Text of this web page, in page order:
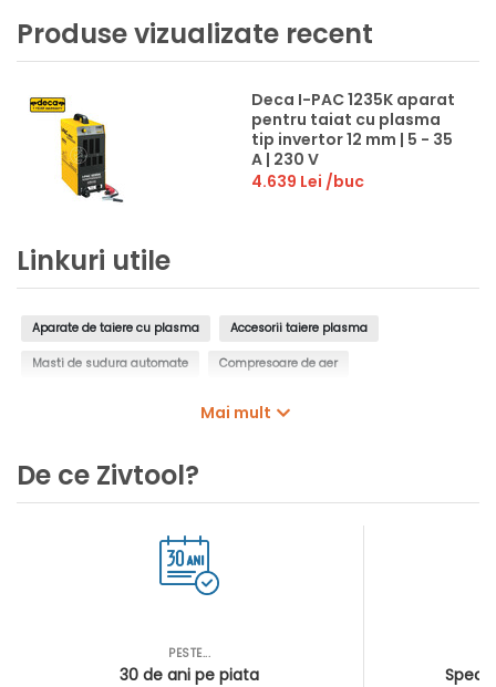
Produse vizualizate recent
Deca I-PAC 1235K aparat
pentru taiat cu plasma
tip invertor 12 mm | 5 - 35
A | 230 V
4.639 Lei /buc
Linkuri utile
Aparate de taiere cu plasma Accesorii taiere plasma
Masti de sudura automate Compresoare de aer
Mai mult
De ce Zivtool?
PESTE...
30 de ani pe piata